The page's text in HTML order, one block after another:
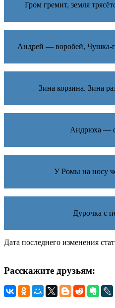
Гром гремит, земля
Андрей — воробей, Чушка-
Зина корзина. Зина
Андрюха —
У Ромы на носу
Дурочка с
Дата последнего изменения
Расскажите друзьям: